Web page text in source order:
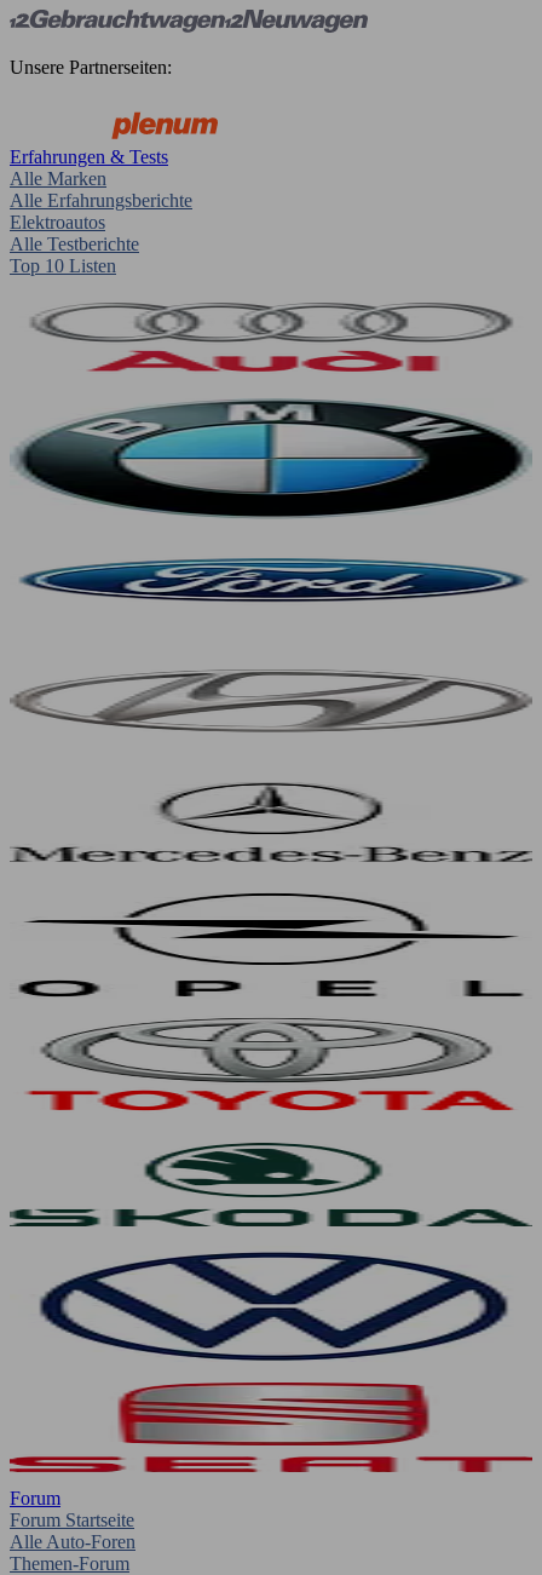
Unsere Partnerseiten:
Erfahrungen & Tests
Alle Marken
Alle Erfahrungsberichte
Elektroautos
Alle Testberichte
Top 10 Listen
Forum
Forum Startseite
Alle Auto-Foren
Themen-Forum